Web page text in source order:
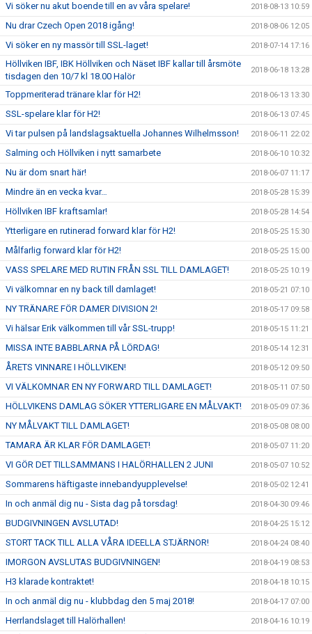
Vi söker nu akut boende till en av våra spelare! 2018-08-13 10:59
Nu drar Czech Open 2018 igång! 2018-08-06 12:05
Vi söker en ny massör till SSL-laget! 2018-07-14 17:16
Höllviken IBF, IBK Höllviken och Näset IBF kallar till årsmöte
tisdagen den 10/7 kl 18.00 Halör
2018-06-18 13:28
Toppmeriterad tränare klar för H2! 2018-06-13 13:30
SSL-spelare klar för H2! 2018-06-13 07:45
Vi tar pulsen på landslagsaktuella Johannes Wilhelmsson! 2018-06-11 22:02
Salming och Höllviken i nytt samarbete 2018-06-10 10:32
Nu är dom snart här! 2018-06-07 11:17
Mindre än en vecka kvar… 2018-05-28 15:39
Höllviken IBF kraftsamlar! 2018-05-28 14:54
Ytterligare en rutinerad forward klar för H2! 2018-05-25 15:30
Målfarlig forward klar för H2! 2018-05-25 15:00
VASS SPELARE MED RUTIN FRÅN SSL TILL DAMLAGET! 2018-05-25 10:19
Vi välkomnar en ny back till damlaget! 2018-05-21 07:10
NY TRÄNARE FÖR DAMER DIVISION 2! 2018-05-17 09:58
Vi hälsar Erik välkommen till vår SSL-trupp! 2018-05-15 11:21
MISSA INTE BABBLARNA PÅ LÖRDAG! 2018-05-14 12:31
ÅRETS VINNARE I HÖLLVIKEN! 2018-05-12 09:50
VI VÄLKOMNAR EN NY FORWARD TILL DAMLAGET! 2018-05-11 07:50
HÖLLVIKENS DAMLAG SÖKER YTTERLIGARE EN MÅLVAKT! 2018-05-09 07:36
NY MÅLVAKT TILL DAMLAGET! 2018-05-08 08:00
TAMARA ÄR KLAR FÖR DAMLAGET! 2018-05-07 11:20
VI GÖR DET TILLSAMMANS I HALÖRHALLEN 2 JUNI 2018-05-07 10:52
Sommarens häftigaste innebandyupplevelse! 2018-05-02 12:41
In och anmäl dig nu - Sista dag på torsdag! 2018-04-30 09:46
BUDGIVNINGEN AVSLUTAD! 2018-04-25 15:12
STORT TACK TILL ALLA VÅRA IDEELLA STJÄRNOR! 2018-04-24 08:40
IMORGON AVSLUTAS BUDGIVNINGEN! 2018-04-19 08:53
H3 klarade kontraktet! 2018-04-18 10:15
In och anmäl dig nu - klubbdag den 5 maj 2018! 2018-04-17 07:00
Herrlandslaget till Halörhallen! 2018-04-16 10:19